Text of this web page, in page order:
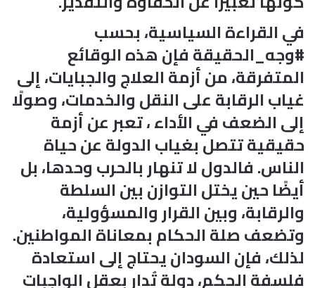
في القراءة السياسية، بحسب
#وجه_الحقيقة فإن هذه الوقائع
المتفرقة، من أزمة العلاج والجبايات، إلى
غياب الرقابة على النقل والخدمات، وصولًا
إلى الضعف في الأداء ، تعبر عن أزمة
حقيقية تتصل بغياب الدولة عن حياة
الناس. فالدول لا تنهار بالحرب وحدها، بل
أيضًا حين يختل التوازن بين السلطة
والرقابة، وبين القرار والمسؤولية،
وتضعف صلة الحكام بمعاناة المواطنين.
لذلك، فإن السودان يحتاج إلى استعادة
فلسفة الحكم، دولة تُدار بعقل الواجبات